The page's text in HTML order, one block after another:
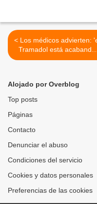
< Los médicos advierten: 'el
Tramadol está acabando
con más vidas que
Alojado por Overblog
Top posts
Páginas
Contacto
Denunciar el abuso
Condiciones del servicio
Cookies y datos personales
Preferencias de las cookies